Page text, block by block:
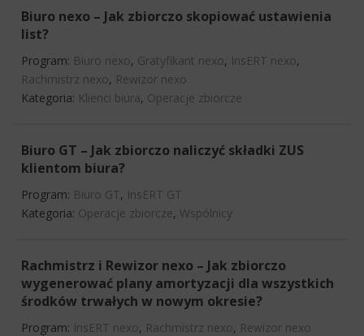
Biuro nexo – Jak zbiorczo skopiować ustawienia
list?
Program: Biuro nexo, Gratyfikant nexo, InsERT nexo,
Rachmistrz nexo, Rewizor nexo
Kategoria: Klienci biura, Operacje zbiorcze
Biuro GT – Jak zbiorczo naliczyć składki ZUS
klientom biura?
Program: Biuro GT, InsERT GT
Kategoria: Operacje zbiorcze, Wspólnicy
Rachmistrz i Rewizor nexo – Jak zbiorczo
wygenerować plany amortyzacji dla wszystkich
środków trwałych w nowym okresie?
Program: InsERT nexo, Rachmistrz nexo, Rewizor nexo